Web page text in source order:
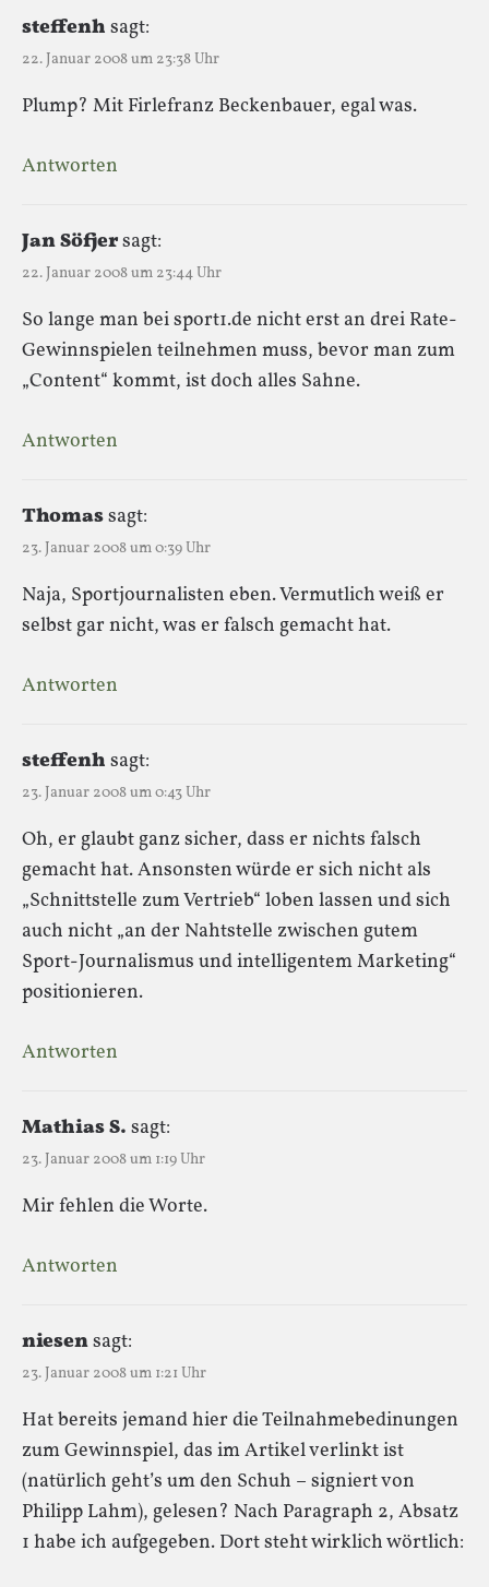
steffenh sagt:
22. Januar 2008 um 23:38 Uhr
Plump? Mit Firlefranz Beckenbauer, egal was.
Antworten
Jan Söfjersagt:
22. Januar 2008 um 23:44 Uhr
So lange man bei sport1.de nicht erst an drei Rate-
Gewinnspielen teilnehmen muss, bevor man zum
„Content“ kommt, ist doch alles Sahne.
Antworten
Thomassagt:
23. Januar 2008 um 0:39 Uhr
Naja, Sportjournalisten eben. Vermutlich weiß er
selbst gar nicht, was er falsch gemacht hat.
Antworten
steffenh sagt:
23. Januar 2008 um 0:43 Uhr
Oh, er glaubt ganz sicher, dass er nichts falsch
gemacht hat. Ansonsten würde er sich nicht als
„Schnittstelle zum Vertrieb“ loben lassen und sich
auch nicht „an der Nahtstelle zwischen gutem
Sport-Journalismus und intelligentem Marketing“
positionieren.
Antworten
Mathias S. sagt:
23. Januar 2008 um 1:19 Uhr
Mir fehlen die Worte.
Antworten
niesensagt:
23. Januar 2008 um 1:21 Uhr
Hat bereits jemand hier die Teilnahmebedinungen
zum Gewinnspiel, das im Artikel verlinkt ist
(natürlich geht’s um den Schuh – signiert von
Philipp Lahm), gelesen? Nach Paragraph 2, Absatz
1 habe ich aufgegeben. Dort steht wirklich wörtlich: